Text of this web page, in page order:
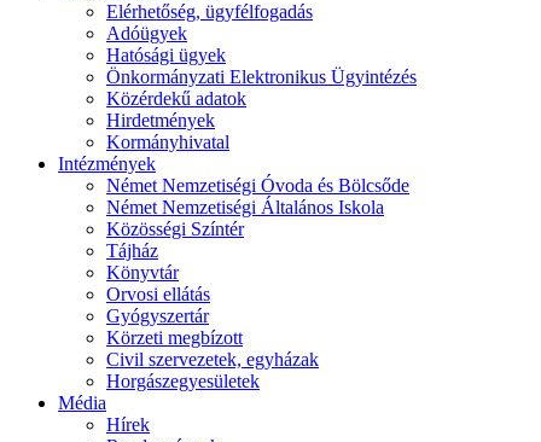
Elérhetőség, ügyfélfogadás
Adóügyek
Hatósági ügyek
Önkormányzati Elektronikus Ügyintézés
Közérdekű adatok
Hirdetmények
Kormányhivatal
Intézmények
Német Nemzetiségi Óvoda és Bölcsőde
Német Nemzetiségi Általános Iskola
Közösségi Színtér
Tájház
Könyvtár
Orvosi ellátás
Gyógyszertár
Körzeti megbízott
Civil szervezetek, egyházak
Horgászegyesületek
Média
Hírek